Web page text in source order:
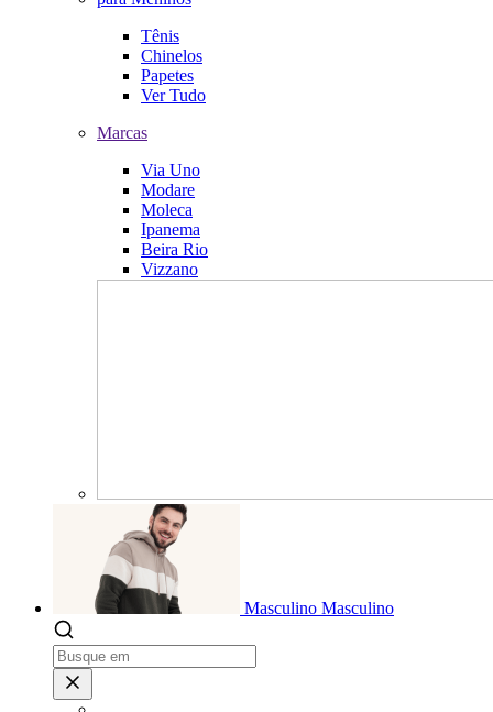
Tênis
Chinelos
Papetes
Ver Tudo
Marcas
Via Uno
Modare
Moleca
Ipanema
Beira Rio
Vizzano
Masculino Masculino